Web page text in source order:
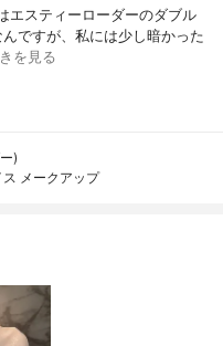
エスティーローダーのダブル
ですが、私には少し暗かった
を見る
)
メークアップ